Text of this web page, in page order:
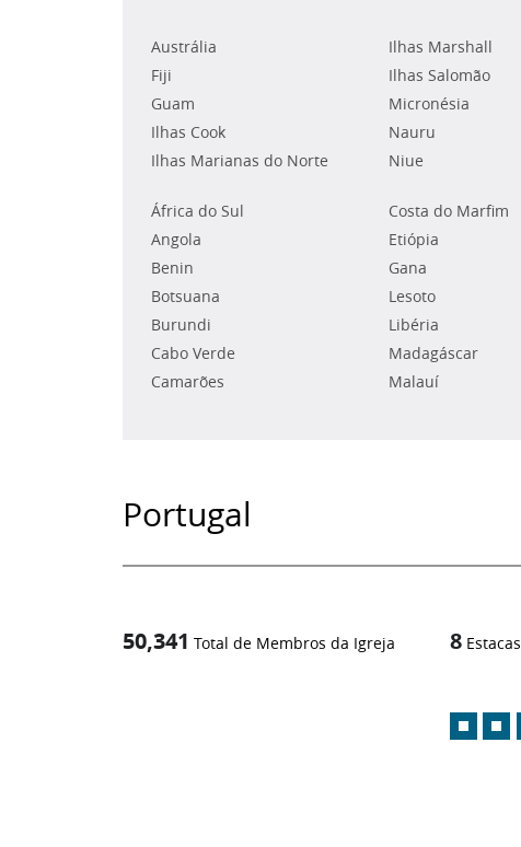
Austrália
Fiji
Guam
Ilhas Cook
Ilhas Marianas do Norte
Ilhas Marshall
Ilhas Salomão
Micronésia
Nauru
Niue
África do Sul
Angola
Benin
Botsuana
Burundi
Cabo Verde
Camarões
Costa do Marfim
Etiópia
Gana
Lesoto
Libéria
Madagáscar
Malauí
Portugal
50,341 Total de Membros da Igreja 8 Estacas